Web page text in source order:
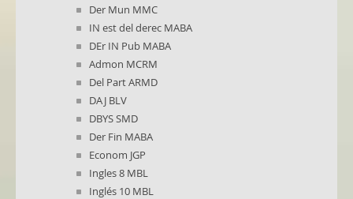
Der Mun MMC
IN est del derec MABA
DEr IN Pub MABA
Admon MCRM
Del Part ARMD
DAJ BLV
DBYS SMD
Der Fin MABA
Econom JGP
Ingles 8 MBL
Inglés 10 MBL